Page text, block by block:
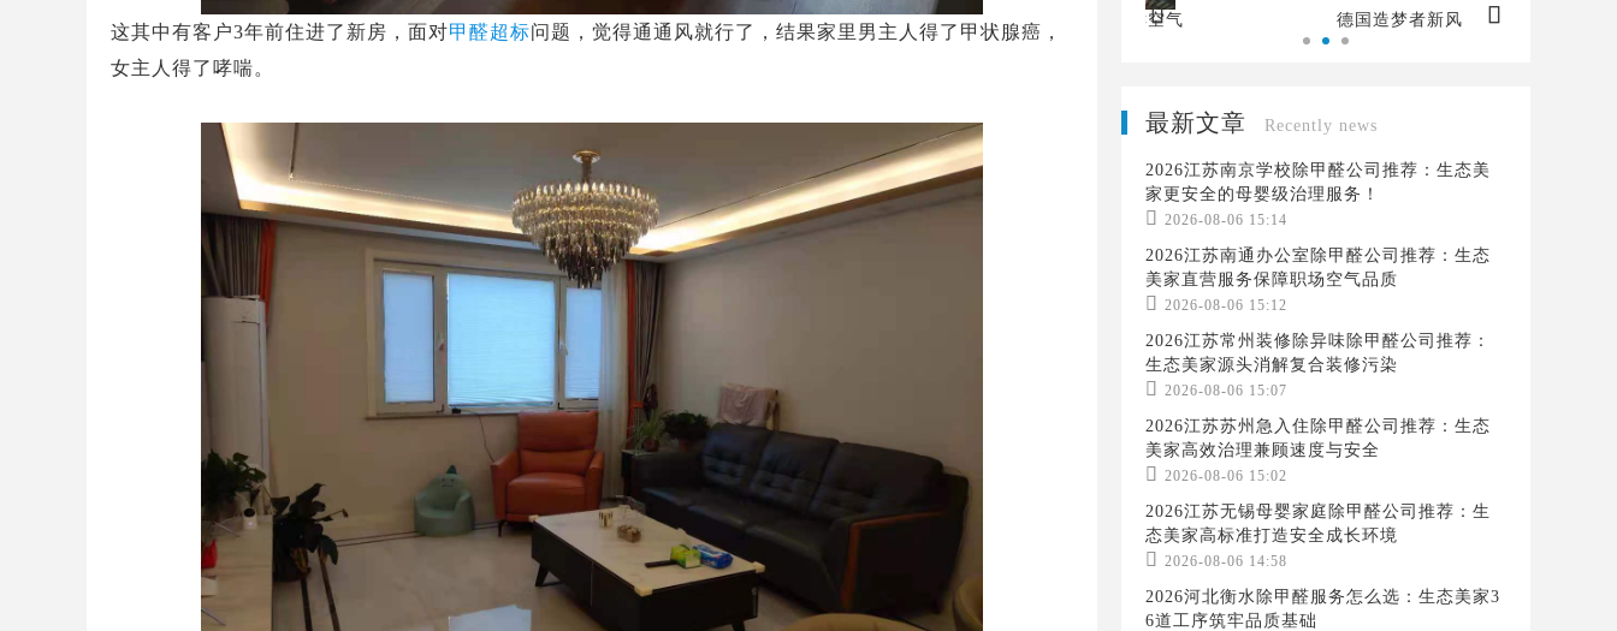
这其中有客户3年前住进了新房，面对甲醛超标问题，觉得通通风就行了，结果家里男主人得了甲状腺癌，
女主人得了哮喘。
德国造梦者新风 造梦者新风，给您带来持续新鲜空气 德国造梦者新风
 
最新文章 Recently news
2026江苏南京学校除甲醛公司推荐：生态美
家更安全的母婴级治理服务！
 2026-08-06 15:14
2026江苏南通办公室除甲醛公司推荐：生态
美家直营服务保障职场空气品质
 2026-08-06 15:12
2026江苏常州装修除异味除甲醛公司推荐：
生态美家源头消解复合装修污染
 2026-08-06 15:07
2026江苏苏州急入住除甲醛公司推荐：生态
美家高效治理兼顾速度与安全
 2026-08-06 15:02
2026江苏无锡母婴家庭除甲醛公司推荐：生
态美家高标准打造安全成长环境
 2026-08-06 14:58
2026河北衡水除甲醛服务怎么选：生态美家3
6道工序筑牢品质基础